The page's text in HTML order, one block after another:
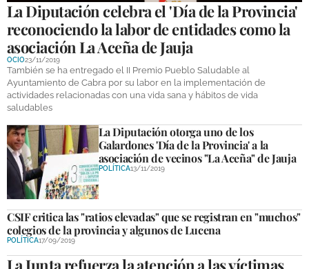
La Diputación celebra el 'Día de la Provincia'
reconociendo la labor de entidades como la
asociación La Aceña de Jauja
OCIO23/11/2019
También se ha entregado el II Premio Pueblo Saludable al
Ayuntamiento de Cabra por su labor en la implementación de
actividades relacionadas con una vida sana y hábitos de vida
saludables
La Diputación otorga uno de los
Galardones 'Día de la Provincia' a la
asociación de vecinos "La Aceña" de Jauja
POLÍTICA13/11/2019
CSIF critica las "ratios elevadas" que se registran en "muchos"
colegios de la provincia y algunos de Lucena
POLÍTICA17/09/2019